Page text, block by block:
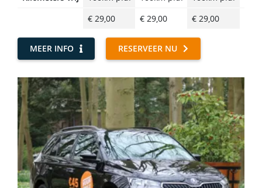
€ 29,00
€ 29,00 € 29,00
MEER INFO RESERVEER NU